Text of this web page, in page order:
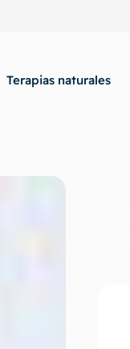
Terapias naturales